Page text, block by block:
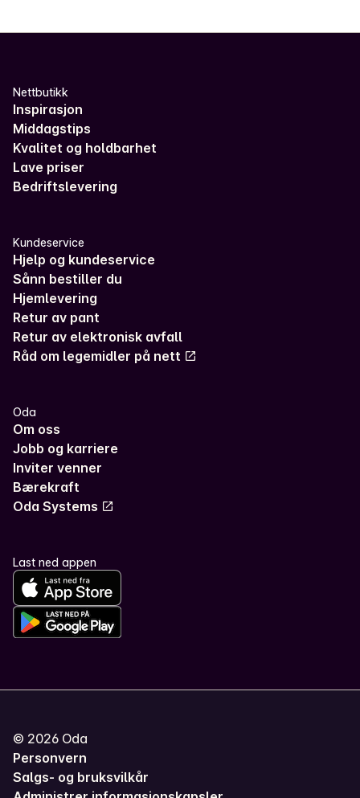
Nettbutikk
Inspirasjon
Middagstips
Kvalitet og holdbarhet
Lave priser
Bedriftslevering
Kundeservice
Hjelp og kundeservice
Sånn bestiller du
Hjemlevering
Retur av pant
Retur av elektronisk avfall
Råd om legemidler på nett
Oda
Om oss
Jobb og karriere
Inviter venner
Bærekraft
Oda Systems
Last ned appen
© 2026 Oda
Personvern
Salgs- og bruksvilkår